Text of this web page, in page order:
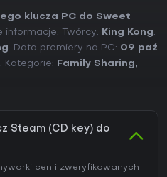
klucza PC do Sweet
informacje. Twórcy: King Kong.
. Data premiery na PC: 09 paź
. Kategorie: Family Sharing,
Steam (CD key) do
cen i zweryfikowanych